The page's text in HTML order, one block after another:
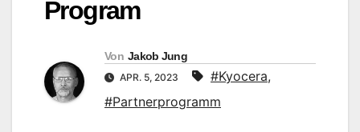
Program
Von Jakob Jung
APR. 5, 2023 #Kyocera,
#Partnerprogramm